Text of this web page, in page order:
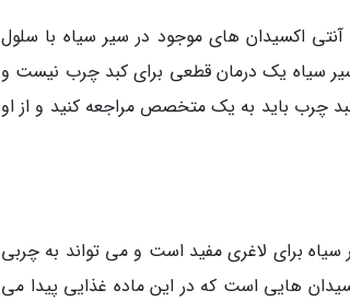
اکسیدان های موجود در سیر سیاه با سلول
سیاه یک درمان قطعی برای کبد چرب نیست و
چرب باید به یک متخصص مراجعه کنید و از او
برای لاغری مفید است و می تواند به چربی
هایی است که در این ماده غذایی پیدا می